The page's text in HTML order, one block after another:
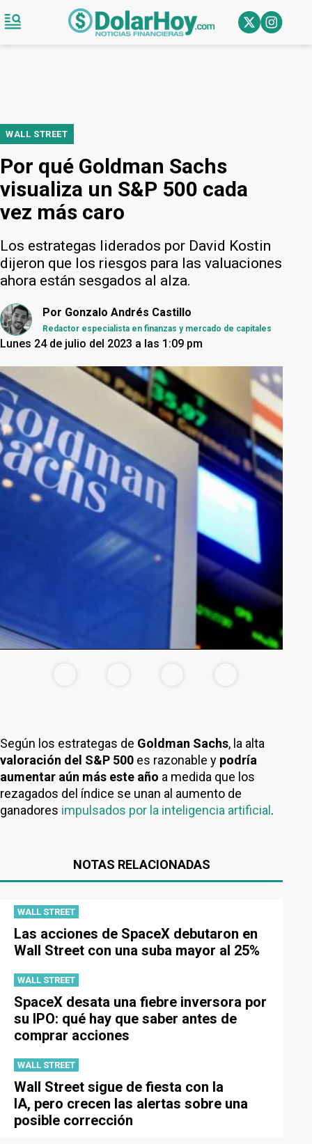
WALL STREET
Por qué Goldman Sachs
visualiza un S&P 500 cada
vez más caro
Los estrategas liderados por David Kostin
dijeron que los riesgos para las valuaciones
ahora están sesgados al alza.
Por Gonzalo Andrés Castillo
Redactor especialista en finanzas y mercado de capitales
Lunes 24 de julio del 2023 a las 1:09 pm
Según los estrategas de Goldman Sachs, la alta
valoración del S&P 500 es razonable y podría
aumentar aún más este año a medida que los
rezagados del índice se unan al aumento de
ganadores impulsados por la inteligencia artificial .
NOTAS RELACIONADAS
WALL STREET
Las acciones de SpaceX debutaron en
Wall Street con una suba mayor al 25%
WALL STREET
SpaceX desata una fiebre inversora por
su IPO: qué hay que saber antes de
comprar acciones
WALL STREET
Wall Street sigue de fiesta con la
IA, pero crecen las alertas sobre una
posible corrección